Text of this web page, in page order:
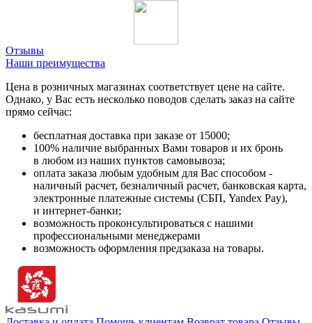
Отзывы
Наши преимущества
Цена в розничных магазинах соответствует цене на сайте.
Однако, у Вас есть несколько поводов сделать заказ на сайте
прямо сейчас:
бесплатная доставка при заказе от 15000;
100% наличие выбранных Вами товаров и их бронь
в любом из наших пунктов самовывоза;
оплата заказа любым удобным для Вас способом -
наличный расчет, безналичный расчет, банковская карта,
электронные платежные системы (СБП, Yandex Pay),
и интернет-банки;
возможность проконсультироваться с нашими
профессиональными менеджерами
возможность оформления предзаказа на товары.